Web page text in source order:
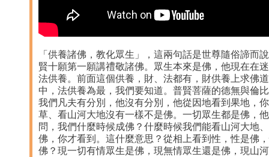
「供養諸佛，教化眾生」，這兩句話是世尊隨俗諦
賢十願第一願講禮敬諸佛。眾生本來是佛，他現在在
法供養。前面這個供養，財、法都有，財供養上求佛
中，法供養為最，我們要知道。普賢菩薩的德無與倫
我們凡夫有分別，他沒有分別，他從因地看到果地，
草、看山河大地沒有一樣不是佛。一切眾生都是佛，
問，我們什麼時候成佛？什麼時候我們能看山河大地
佛，你才看到。這什麼意思？從相上看到性，性是佛
佛？現一切有情眾生是佛，現無情眾生還是佛，現山